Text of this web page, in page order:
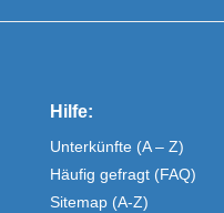
Hilfe:
Unterkünfte (A – Z)
Häufig gefragt (FAQ)
Sitemap (A-Z)